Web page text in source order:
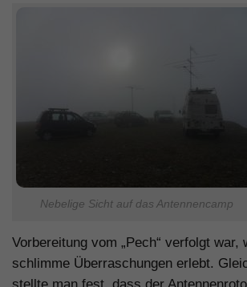
Nebelige Sicht auf das Antennencamp
Vorbereitung vom „Pech“ verfolgt war,
schlimme Überraschungen erlebt.